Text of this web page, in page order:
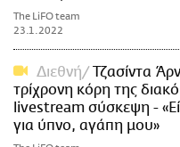
The LiFO team
23.1.2022
Διεθνή
Τζασίντα
τρίχρονη κόρη της
livestream σύσκεψη -
για ύπνο, αγάπη μου»